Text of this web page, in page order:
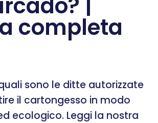
completa
sono le ditte autorizzate
il cartongesso in modo
ecologico. Leggi la nostra